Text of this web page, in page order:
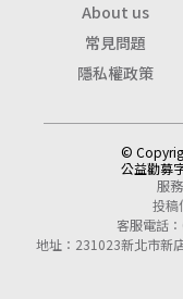
About us
常見問題
隱私權政策
©
公益勸募
服
投稿
客服電話
地址：231023新北市新